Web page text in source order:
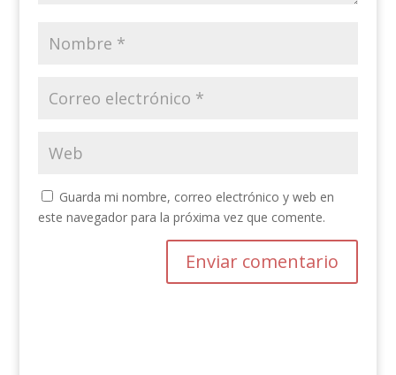
Guarda mi nombre, correo electrónico y web en
este navegador para la próxima vez que comente.